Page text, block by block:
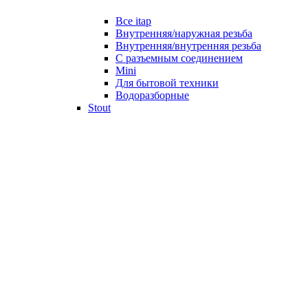
Все itap
Внутренняя/наружная резьба
Внутренняя/внутренняя резьба
С разъемным соединением
Mini
Для бытовой техники
Водоразборные
Stout